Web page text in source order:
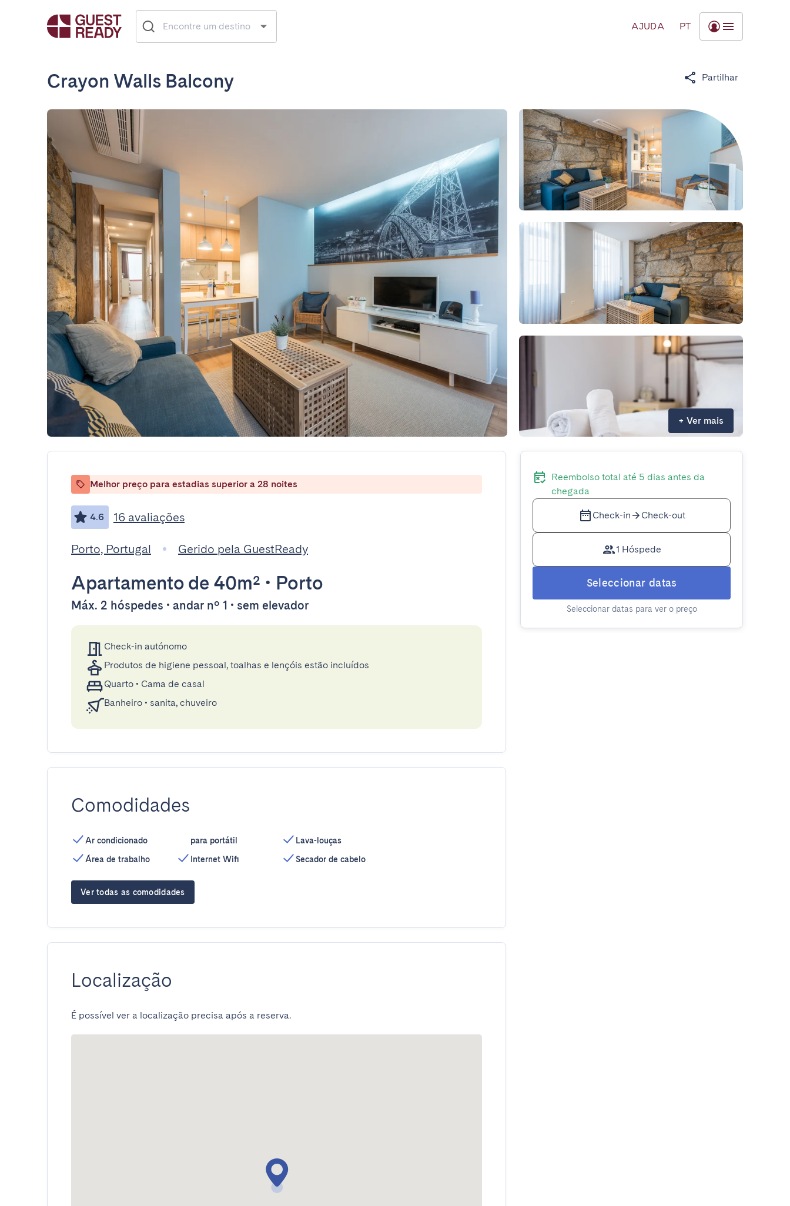
AJUDA PT
Crayon Walls Balcony Partilhar
+ Ver mais
Melhor preço para estadias superior a 28 noites
4.6 16 avaliações
Porto, Portugal Gerido pela GuestReady
Apartamento de 40m² • Porto
Máx. 2 hóspedes • andar nº 1 • sem elevador
Check-in autónomo
Produtos de higiene pessoal, toalhas e lençóis estão incluídos
Quarto • Cama de casal
Banheiro • sanita, chuveiro
Comodidades
Ar condicionado
Área de trabalho
para portátil
Internet Wifi
Lava-louças
Secador de cabelo
Ver todas as comodidades
Localização
É possível ver a localização precisa após a reserva.
Reembolso total até 5 dias antes da
chegada
Check-in Check-out
1 Hóspede
Seleccionar datas
Seleccionar datas para ver o preço